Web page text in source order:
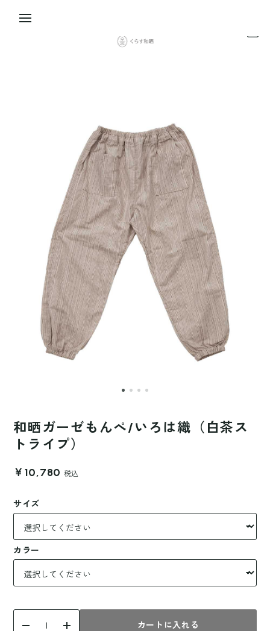
和晒ガーゼもんぺ/いろは織（白茶ス
トライプ）
￥10,780 税込
サイズ
カラー
カートに入れる